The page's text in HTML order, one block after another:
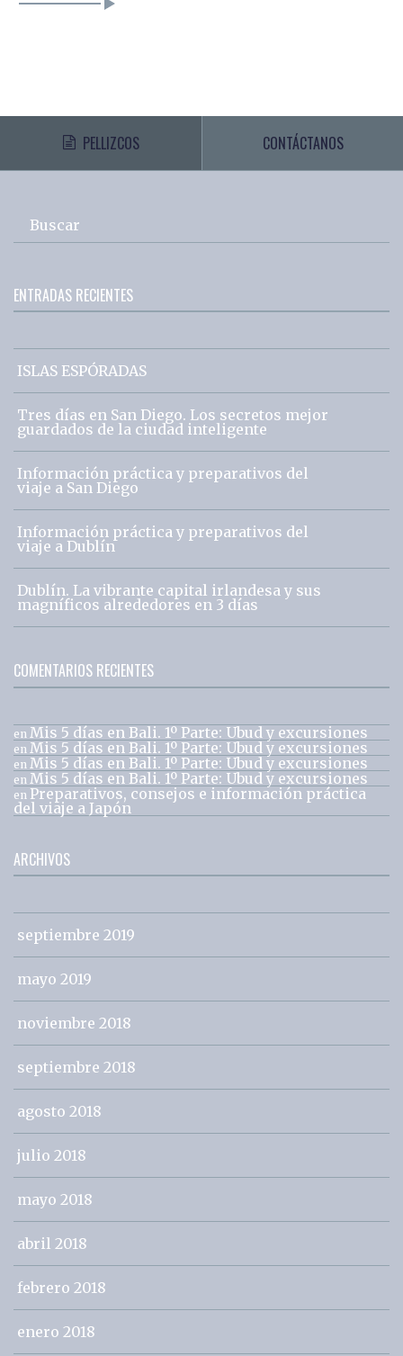
PELLIZCOS CONTÁCTANOS
Buscar
ENTRADAS RECIENTES
ISLAS ESPÓRADAS
Tres días en San Diego. Los secretos mejor
guardados de la ciudad inteligente
Información práctica y preparativos del
viaje a San Diego
Información práctica y preparativos del
viaje a Dublín
Dublín. La vibrante capital irlandesa y sus
magníficos alrededores en 3 días
COMENTARIOS RECIENTES
en Mis 5 días en Bali. 1º Parte: Ubud y excursiones
en Mis 5 días en Bali. 1º Parte: Ubud y excursiones
en Mis 5 días en Bali. 1º Parte: Ubud y excursiones
en Mis 5 días en Bali. 1º Parte: Ubud y excursiones
en Preparativos, consejos e información práctica
del viaje a Japón
ARCHIVOS
septiembre 2019
mayo 2019
noviembre 2018
septiembre 2018
agosto 2018
julio 2018
mayo 2018
abril 2018
febrero 2018
enero 2018